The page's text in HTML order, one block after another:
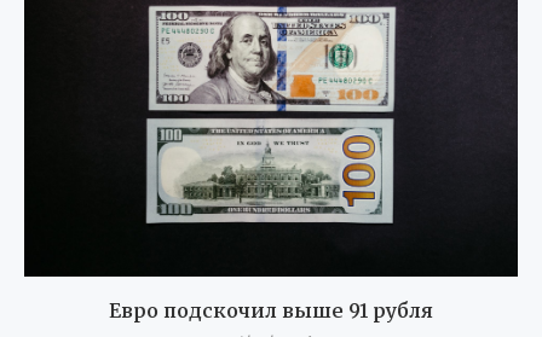
Евро подскочил выше 91 рубля